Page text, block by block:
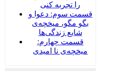
را تجربه کنی
قسمت سوم: دعوا و
بگو مگو، میخچه‌ی
شایع زندگی‌ها
قسمت چهارم:
میخچه‌ی نا امیدی